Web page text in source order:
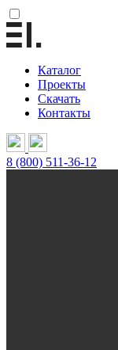
Каталог
Проекты
Скачать
Контакты
8 (800) 511-36-12